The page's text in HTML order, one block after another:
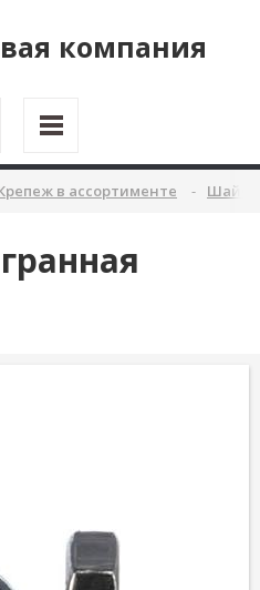
компания
в ассортименте Шайбы